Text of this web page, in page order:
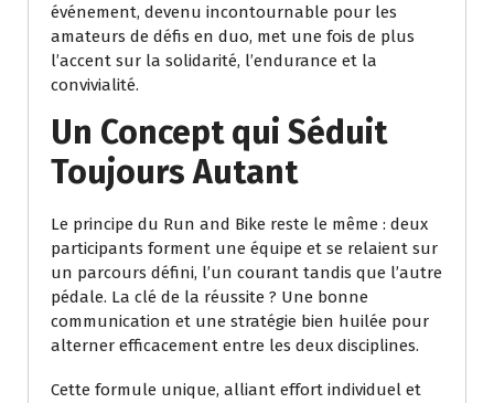
événement, devenu incontournable pour les
amateurs de défis en duo, met une fois de plus
l’accent sur la solidarité, l’endurance et la
convivialité.
Un Concept qui Séduit
Toujours Autant
Le principe du Run and Bike reste le même : deux
participants forment une équipe et se relaient sur
un parcours défini, l’un courant tandis que l’autre
pédale. La clé de la réussite ? Une bonne
communication et une stratégie bien huilée pour
alterner efficacement entre les deux disciplines.
Cette formule unique, alliant effort individuel et